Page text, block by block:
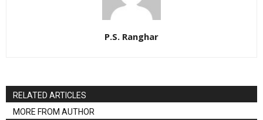
P.S. Ranghar
RELATED ARTICLES
MORE FROM AUTHOR